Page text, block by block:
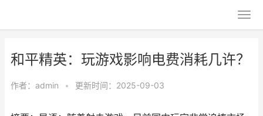
和平精英：玩游戏影响电费消耗几许？
作者： admin • 更新时间：2025-09-03